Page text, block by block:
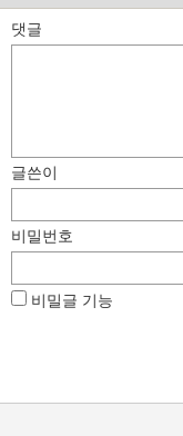
댓글
글쓴이
비밀번호
비밀글 기능